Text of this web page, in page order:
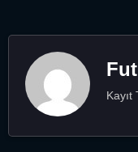
Kayıt